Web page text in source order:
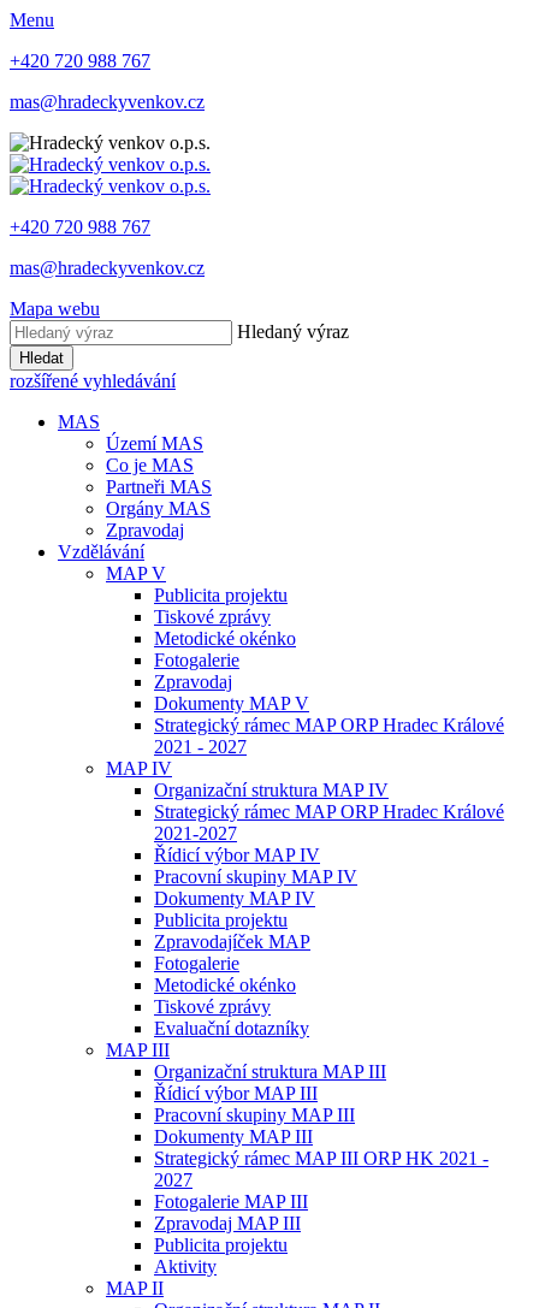
Menu
+420 720 988 767
mas@hradeckyvenkov.cz
+420 720 988 767
mas@hradeckyvenkov.cz
Mapa webu
Hledaný výraz
Hledat
rozšířené vyhledávání
MAS
Území MAS
Co je MAS
Partneři MAS
Orgány MAS
Zpravodaj
Vzdělávání
MAP V
Publicita projektu
Tiskové zprávy
Metodické okénko
Fotogalerie
Zpravodaj
Dokumenty MAP V
Strategický rámec MAP ORP Hradec Králové
2021 - 2027
MAP IV
Organizační struktura MAP IV
Strategický rámec MAP ORP Hradec Králové
2021-2027
Řídicí výbor MAP IV
Pracovní skupiny MAP IV
Dokumenty MAP IV
Publicita projektu
Zpravodajíček MAP
Fotogalerie
Metodické okénko
Tiskové zprávy
Evaluační dotazníky
MAP III
Organizační struktura MAP III
Řídicí výbor MAP III
Pracovní skupiny MAP III
Dokumenty MAP III
Strategický rámec MAP III ORP HK 2021 -
2027
Fotogalerie MAP III
Zpravodaj MAP III
Publicita projektu
Aktivity
MAP II